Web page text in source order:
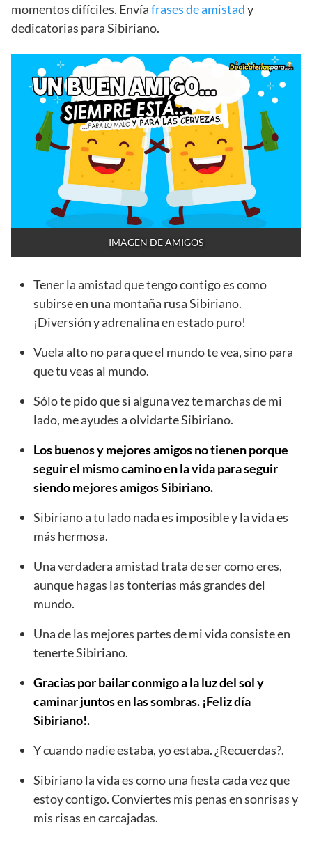
momentos difíciles. Envíafrases de amistady
dedicatorias para Sibiriano.
IMAGEN DE AMIGOS
Tener la amistad que tengo contigo es como
subirse en una montaña rusa Sibiriano.
¡Diversión y adrenalina en estado puro!
Vuela alto no para que el mundo te vea, sino para
que tu veas al mundo.
Sólo te pido que si alguna vez te marchas de mi
lado, me ayudes a olvidarte Sibiriano.
Los buenos y mejores amigos no tienen porque
seguir el mismo camino en la vida para seguir
siendo mejores amigos Sibiriano.
Sibiriano a tu lado nada es imposible y la vida es
más hermosa.
Una verdadera amistad trata de ser como eres,
aunque hagas las tonterías más grandes del
mundo.
Una de las mejores partes de mi vida consiste en
tenerte Sibiriano.
Gracias por bailar conmigo a la luz del sol y
caminar juntos en las sombras. ¡Feliz día
Sibiriano!.
Y cuando nadie estaba, yo estaba. ¿Recuerdas?.
Sibiriano la vida es como una fiesta cada vez que
estoy contigo. Conviertes mis penas en sonrisas y
mis risas en carcajadas.